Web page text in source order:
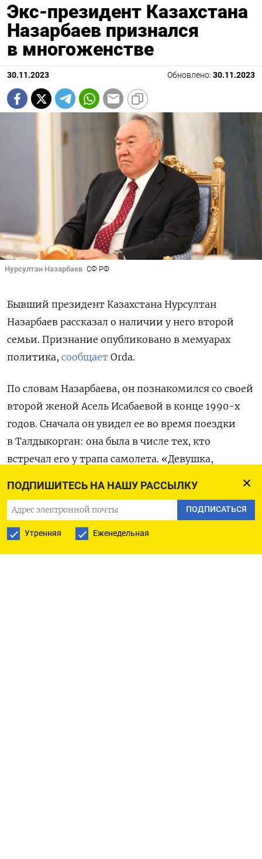
ПОДПИШИТЕСЬ НА НАШУ РАССЫЛКУ
ПОДПИСАТЬСЯ
Утренняя Еженедельная
Экс-президент Казахстана
Назарбаев признался
в многоженстве
30.11.2023 Обновлено: 30.11.2023
Нурсултан Назарбаев СФ РФ
Бывший президент Казахстана Нурсултан
Назарбаев рассказал о наличии у него второй
семьи. Признание опубликовано в мемуарах
политика, сообщает Orda.
По словам Назарбаева, он познакомился со своей
второй женой Асель Исабаевой в конце 1990-х
годов. Сначала он увидел ее во время поездки
в Талдыкорган: она была в числе тех, кто
встречал его у трапа самолета. «Девушка,
была потрясающе красива. Мне надолго
запомнилась и потом часто вспоминалась
светлолицая красавица с пылающим взглядом